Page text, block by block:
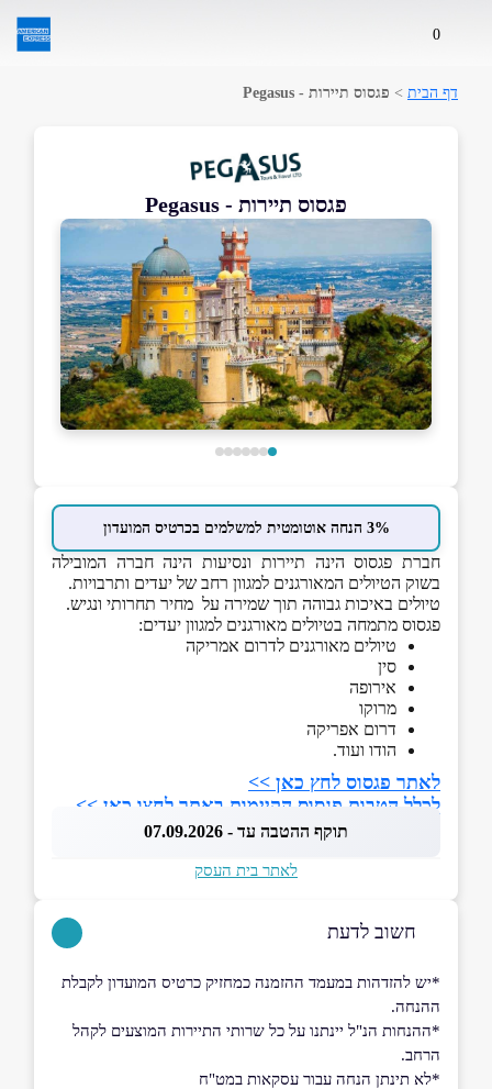
0
דף הבית > פגסוס תיירות - Pegasus
פגסוס תיירות - Pegasus
3% הנחה אוטומטית למשלמים בכרטיס המועדון
חברת פגסוס הינה תיירות ונסיעות הינה חברה המובילה
בשוק הטיולים המאורגנים למגוון רחב של יעדים ותרבויות.
טיולים באיכות גבוהה תוך שמירה על מחיר תחרותי ונגיש.
פגסוס מתמחה בטיולים מאורגנים למגוון יעדים:
טיולים מאורגנים לדרום אמריקה
סין
אירופה
מרוקו
דרום אפריקה
הודו ועוד.
לאתר פגסוס לחץ כאן >>
לכלל הטבות פגסוס הקיימות באתר לחצו כאן >>
תוקף ההטבה עד - 07.09.2026
לאתר בית העסק
חשוב לדעת
*יש להזדהות במעמד ההזמנה כמחזיק כרטיס המועדון לקבלת
ההנחה.
*ההנחות הנ"ל יינתנו על כל שרותי התיירות המוצעים לקהל
הרחב.
*לא תינתן הנחה עבור עסקאות במט"ח